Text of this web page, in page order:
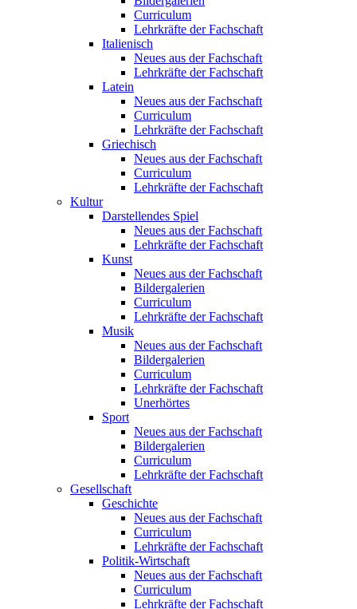
Curriculum
Lehrkräfte der Fachschaft
Italienisch
Neues aus der Fachschaft
Lehrkräfte der Fachschaft
Latein
Neues aus der Fachschaft
Curriculum
Lehrkräfte der Fachschaft
Griechisch
Neues aus der Fachschaft
Curriculum
Lehrkräfte der Fachschaft
Kultur
Darstellendes Spiel
Neues aus der Fachschaft
Lehrkräfte der Fachschaft
Kunst
Neues aus der Fachschaft
Bildergalerien
Curriculum
Lehrkräfte der Fachschaft
Musik
Neues aus der Fachschaft
Bildergalerien
Curriculum
Lehrkräfte der Fachschaft
Unerhörtes
Sport
Neues aus der Fachschaft
Bildergalerien
Curriculum
Lehrkräfte der Fachschaft
Gesellschaft
Geschichte
Neues aus der Fachschaft
Curriculum
Lehrkräfte der Fachschaft
Politik-Wirtschaft
Neues aus der Fachschaft
Curriculum
Lehrkräfte der Fachschaft